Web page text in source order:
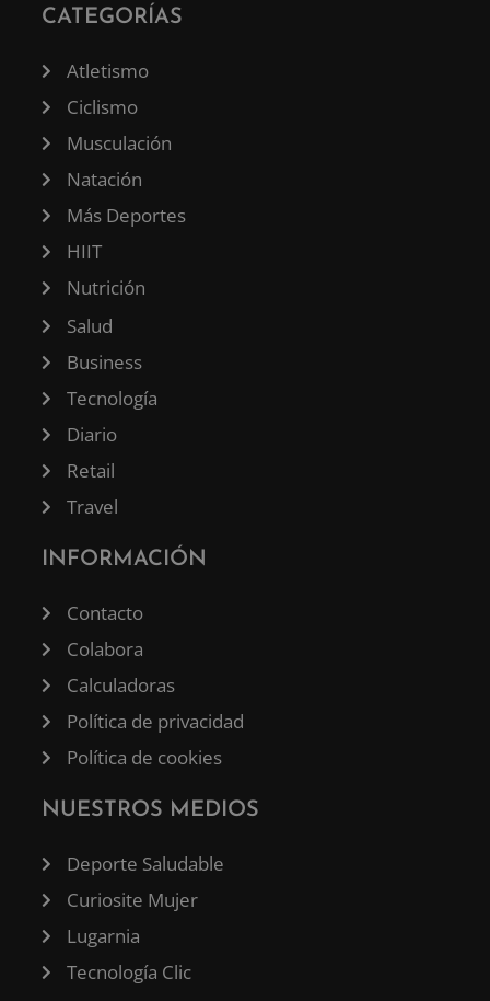
CATEGORÍAS
Atletismo
Ciclismo
Musculación
Natación
Más Deportes
HIIT
Nutrición
Salud
Business
Tecnología
Diario
Retail
Travel
INFORMACIÓN
Contacto
Colabora
Calculadoras
Política de privacidad
Política de cookies
NUESTROS MEDIOS
Deporte Saludable
Curiosite Mujer
Lugarnia
Tecnología Clic